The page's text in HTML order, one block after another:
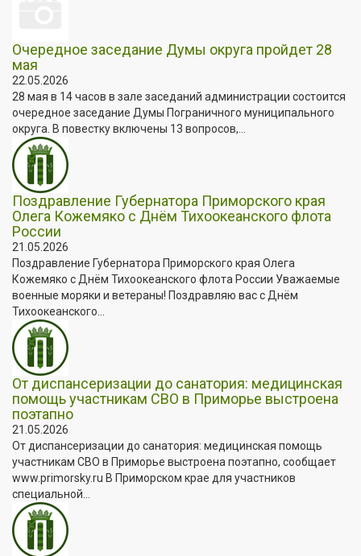
Очередное заседание Думы округа пройдет 28
мая
22.05.2026
28 мая в 14 часов в зале заседаний администрации состоится
очередное заседание Думы Пограничного муниципального
округа. В повестку включены 13 вопросов,...
Поздравление Губернатора Приморского края
Олега Кожемяко с Днём Тихоокеанского флота
России
21.05.2026
Поздравление Губернатора Приморского края Олега
Кожемяко с Днём Тихоокеанского флота России Уважаемые
военные моряки и ветераны! Поздравляю вас с Днём
Тихоокеанского...
От диспансеризации до санатория: медицинская
помощь участникам СВО в Приморье выстроена
поэтапно
21.05.2026
От диспансеризации до санатория: медицинская помощь
участникам СВО в Приморье выстроена поэтапно, сообщает
www.primorsky.ru В Приморском крае для участников
специальной...